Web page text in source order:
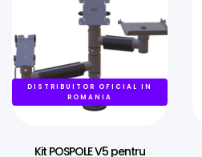
DISTRIBUITOR OFICIAL IN
ROMANIA
Kit POSPOLE V5 pentru